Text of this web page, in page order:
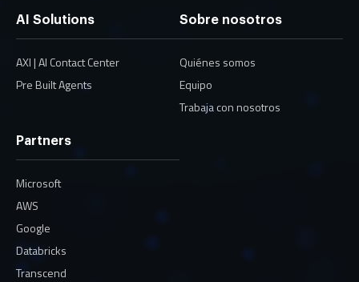
AI Solutions
AXI | AI Contact Center
Pre Built Agents
Sobre nosotros
Quiénes somos
Equipo
Trabaja con nosotros
Partners
Microsoft
AWS
Google
Databricks
Transcend